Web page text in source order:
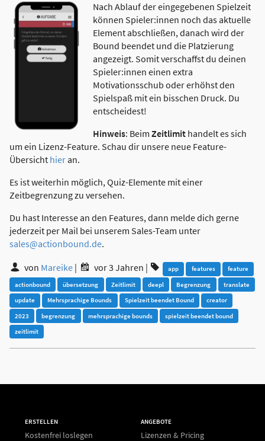
Nach Ablauf der eingegebenen Spielzeit
können Spieler:innen noch das aktuelle
Element abschließen, danach wird der
Bound beendet und die Platzierung
angezeigt. Somit verschaffst du deinen
Spieler:innen einen extra
Motivationsschub oder erhöhst den
Spielspaß mit ein bisschen Druck. Du
entscheidest!
Hinweis: Beim Zeitlimithandelt es sich
um ein Lizenz-Feature. Schau dir unsere neue Feature-
Übersicht hieran.
Es ist weiterhin möglich, Quiz-Elemente mit einer
Zeitbegrenzung zu versehen.
Du hast Interesse an den Features, dann melde dich gerne
jederzeit per Mail bei unserem Sales-Team unter
sales@actionbound.de.
von Mareike | vor 3 Jahren | app features
feature
actionbound
übersetzung Zeitlimit deepl Begrenzung
translate
update
Mehrsprachige Bounds Spielzeit beendet Bound
creator
2023
begrenzung mehrsprachige bounds
spielzeit beendet bound
zeitlimit
ERSTELLEN
Kostenfrei loslegen
ANGEBOTE
Lizenzen & Pricing